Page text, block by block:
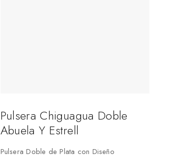
Pulsera Chiguagua Doble
Abuela Y Estrell
Pulsera Doble de Plata con Diseño